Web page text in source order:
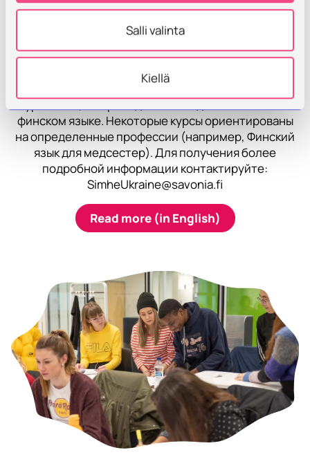
Salli valinta
Kiellä
Курс финскогоязыкаФинский язык для
– это базовый курс в режиме онлайн.
Курс рекомендуется всем украинцам,
планирующим обучение в университете Савония.
Савония также организует курсы финского языка
онлайн, начиная с элементарного уровня A2 до
уровня C1, но преподавание ведется только на
финском языке. Некоторые курсы ориентированы
на определенные профессии (например, Финский
язык для медсестер). Для получения более
подробной информации контактируйте:
SimheUkraine@savonia.fi
Read more (in English)